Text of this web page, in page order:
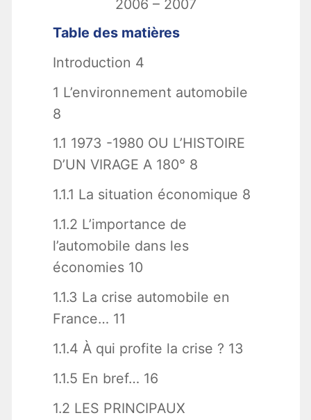
2006 – 2007
Table des matières
Introduction 4
1 L’environnement automobile
8
1.1 1973 -1980 OU L’HISTOIRE
D’UN VIRAGE A 180° 8
1.1.1 La situation économique 8
1.1.2 L’importance de
l’automobile dans les
économies 10
1.1.3 La crise automobile en
France… 11
1.1.4 À qui profite la crise ? 13
1.1.5 En bref… 16
1.2 LES PRINCIPAUX